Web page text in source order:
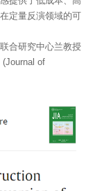
定量反演领域的可
合研究中心兰教授
(Journal of